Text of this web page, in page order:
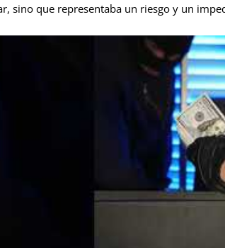
sino que representaba un riesgo y un